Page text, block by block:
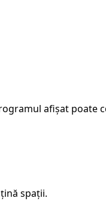
afișat poate
spații.